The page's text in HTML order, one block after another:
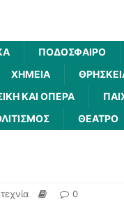
ΠΟΔΌΣΦΑΙΡΟ
ΧΗΜΕΊΑ
ΚΑΙ ΌΠΕΡΑ
ΘΈΑΤΡΟ
0